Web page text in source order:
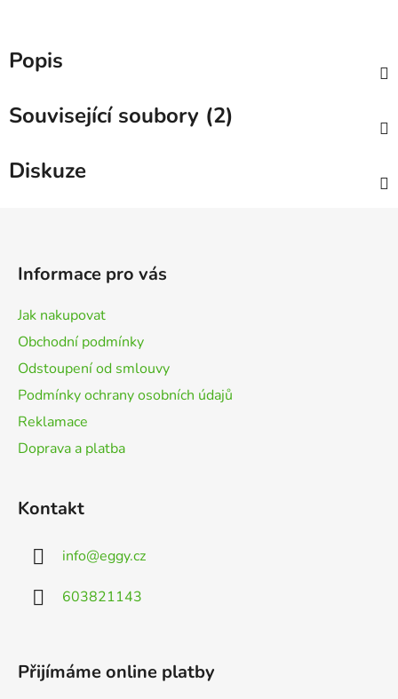
Popis
Související soubory (2)
Diskuze
Informace pro vás
Jak nakupovat
Obchodní podmínky
Odstoupení od smlouvy
Podmínky ochrany osobních údajů
Reklamace
Doprava a platba
Kontakt
info@eggy.cz
603821143
Přijímáme online platby